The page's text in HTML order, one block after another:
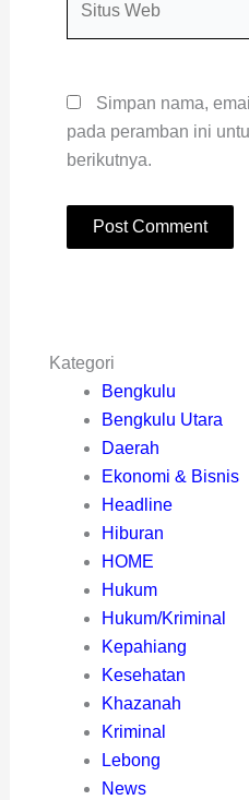
Simpan nama,
pada peramban ini
berikutnya.
Kategori
Bengkulu
Bengkulu Utara
Daerah
Ekonomi & Bisnis
Headline
Hiburan
HOME
Hukum
Hukum/Kriminal
Kepahiang
Kesehatan
Khazanah
Kriminal
Lebong
News